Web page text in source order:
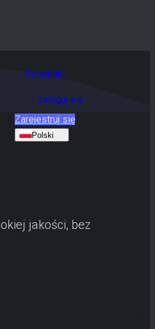
Poradniki
Zaloguj się
Zarejestruj się
Polski
jakości, bez